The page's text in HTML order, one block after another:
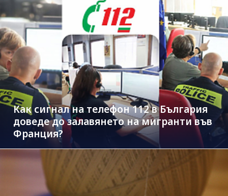
Как сигнал на телефон 112 в България
доведе до залавянето на мигранти във
Франция?